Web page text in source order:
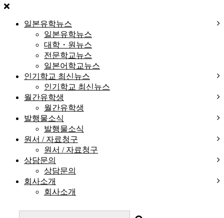
일본유학뉴스
일본유학뉴스
대학・원뉴스
전문학교뉴스
일본어학교뉴스
인기학교 최신뉴스
인기학교 최신뉴스
월간유학생
월간유학생
발행물소식
발행물소식
원서 / 자료청구
원서 / 자료청구
상담문의
상담문의
회사소개
회사소개